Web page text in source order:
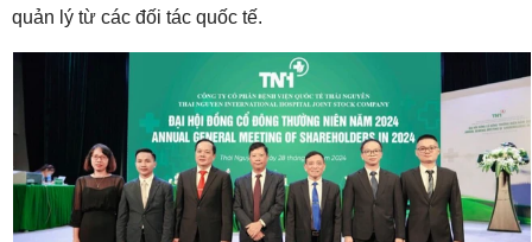
quản lý từ các đối tác quốc tế.